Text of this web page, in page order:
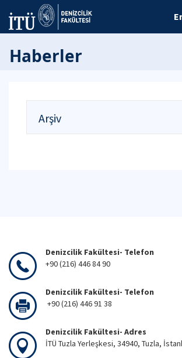
Haberler
Arşiv
Denizcilik Fakültesi- Telefon
+90 (216) 446 84 90
Denizcilik Fakültesi- Telefon
+90 (216) 446 91 38
Denizcilik Fakültesi- Adres
İTÜ Tuzla Yerleşkesi, 34940, Tuzla,